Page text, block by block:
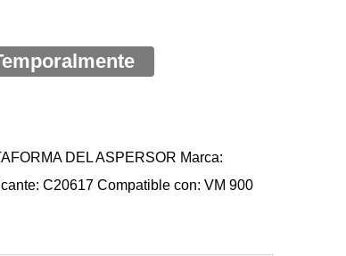
DEL ASPERSOR Marca:
C20617 Compatible con: VM 900